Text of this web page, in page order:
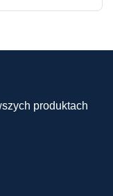
mogą być
produktach